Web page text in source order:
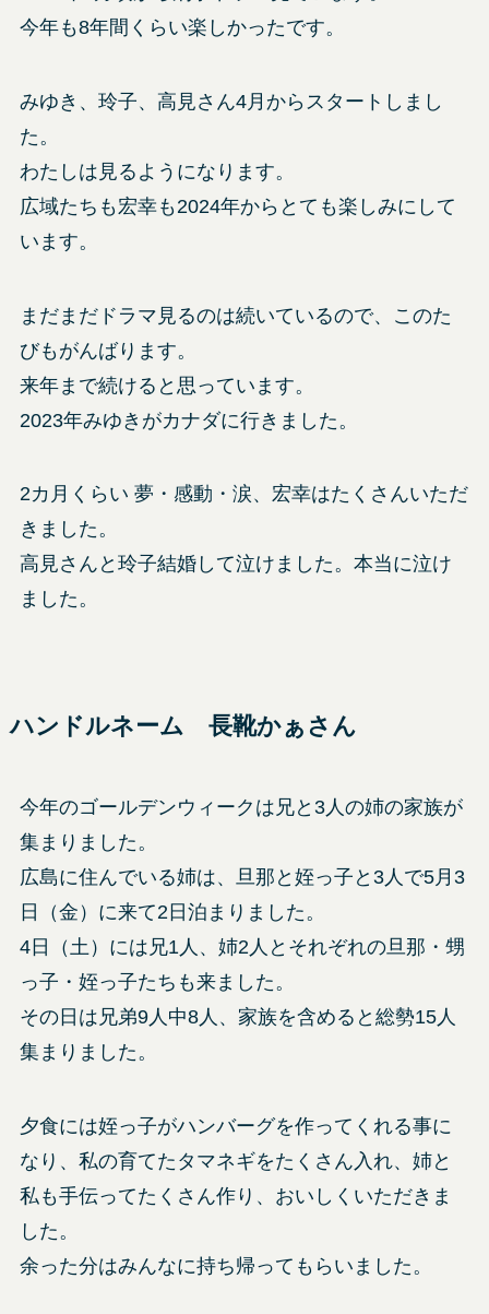
今年も8年間くらい楽しかったです。
みゆき、玲子、高見さん4月からスタートしまし
た。
わたしは見るようになります。
広域たちも宏幸も2024年からとても楽しみにして
います。
まだまだドラマ見るのは続いているので、このた
びもがんばります。
来年まで続けると思っています。
2023年みゆきがカナダに行きました。
2カ月くらい 夢・感動・涙、宏幸はたくさんいただ
きました。
高見さんと玲子結婚して泣けました。本当に泣け
ました。
ハンドルネーム 長靴かぁさん
今年のゴールデンウィークは兄と3人の姉の家族が
集まりました。
広島に住んでいる姉は、旦那と姪っ子と3人で5月3
日（金）に来て2日泊まりました。
4日（土）には兄1人、姉2人とそれぞれの旦那・甥
っ子・姪っ子たちも来ました。
その日は兄弟9人中8人、家族を含めると総勢15人
集まりました。
夕食には姪っ子がハンバーグを作ってくれる事に
なり、私の育てたタマネギをたくさん入れ、姉と
私も手伝ってたくさん作り、おいしくいただきま
した。
余った分はみんなに持ち帰ってもらいました。